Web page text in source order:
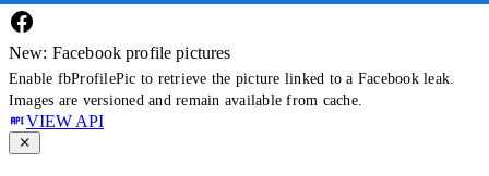
New: Facebook profile pictures
Enable fbProfilePic to retrieve the picture linked to a Facebook leak.
Images are versioned and remain available from cache.
VIEW API